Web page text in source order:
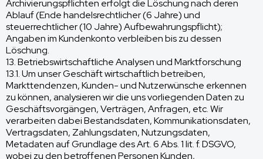
Archivierungspflichten erfolgt die Löschung nach deren
Ablauf (Ende handelsrechtlicher (6 Jahre) und
steuerrechtlicher (10 Jahre) Aufbewahrungspflicht);
Angaben im Kundenkonto verbleiben bis zu dessen
Löschung.
13. Betriebswirtschaftliche Analysen und Marktforschung
13.1. Um unser Geschäft wirtschaftlich betreiben,
Markttendenzen, Kunden- und Nutzerwünsche erkennen
zu können, analysieren wir die uns vorliegenden Daten zu
Geschäftsvorgängen, Verträgen, Anfragen, etc. Wir
verarbeiten dabei Bestandsdaten, Kommunikationsdaten,
Vertragsdaten, Zahlungsdaten, Nutzungsdaten,
Metadaten auf Grundlage des Art. 6 Abs. 1 lit. f. DSGVO,
wobei zu den betroffenen Personen Kunden,